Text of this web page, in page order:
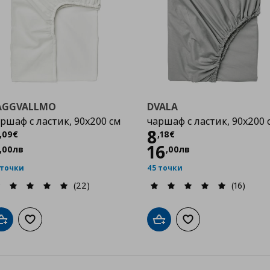
с ластик, 90x200 см
,09€
,00лв
(22)
Добави в кошницата
Добави към списъка с любими
DVALA
чаршаф с ластик, 90x200
8,18€
Цена
16,00лв
45 точки
(16)
Добави в кошницата
Добави към